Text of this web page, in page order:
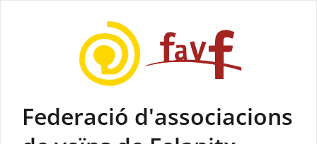
Federació d'associacions